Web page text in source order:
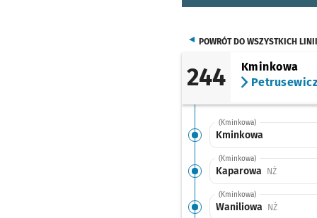
POWRÓT DO WSZYSTKICH LINII
244
Kminkowa
(Kminkowa)
Kminkowa
(Kminkowa)
Kaparowa NŻ
(Kminkowa)
Waniliowa NŻ